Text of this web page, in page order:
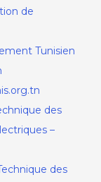
de
Tunisien
des
–
des